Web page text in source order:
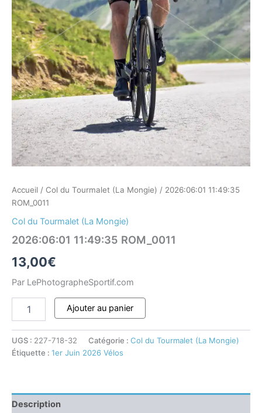
Accueil / Col du Tourmalet (La Mongie) / 2026:06:01 11:49:35
ROM_0011
Col du Tourmalet (La Mongie)
2026:06:01 11:49:35 ROM_0011
13,00€
Par LePhotographeSportif.com
Ajouter au panier
UGS : 227-718-32 Catégorie : Col du Tourmalet (La Mongie)
Étiquette : 1er Juin 2026 Vélos
Description